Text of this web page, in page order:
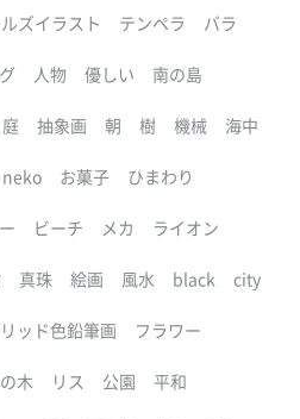
ズイラスト テンペラ バラ
人物 優しい 南の島
庭 抽象画 朝 樹 機械 海中
neko お菓子 ひまわり
ビーチ メカ ライオン
真珠 絵画 風水 black city
ッド色鉛筆画 フラワー
木 リス 公園 平和